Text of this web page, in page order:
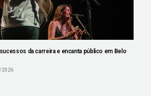
da carreira e encanta público em Belo
2026